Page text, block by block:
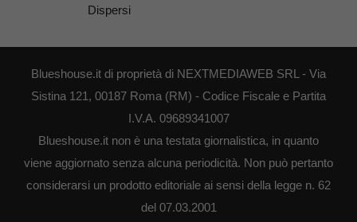
Dispersi
Blueshouse.it di proprietà di NEXTMEDIAWEB SRL - Via
Sistina 121, 00187 Roma (RM) - Codice Fiscale e Partita
I.V.A. 09689341007
Blueshouse.it non è una testata giornalistica, in quanto
viene aggiornato senza alcuna periodicità. Non può pertanto
considerarsi un prodotto editoriale ai sensi della legge n. 62
del 07.03.2001